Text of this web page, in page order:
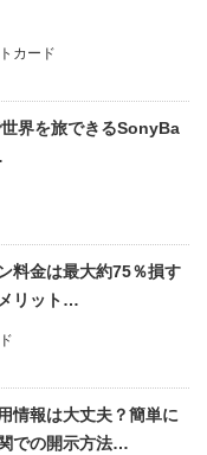
カード
界を旅できるSonyBa
料金は最大約75％損す
リット…
情報は大丈夫？簡単に
での開示方法…